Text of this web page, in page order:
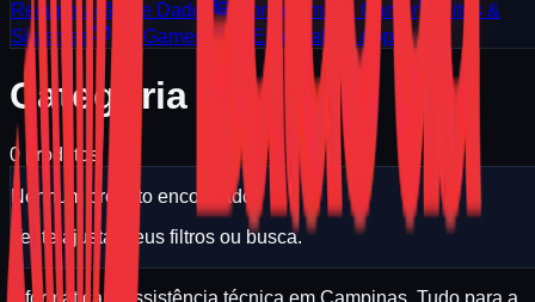
Recuperação de Dados
Montagem PC Gamer
Sites &
Sistemas
PC Gamer 3D Especialista Apple
Categoria
0 produtos
Nenhum produto encontrado.
Tente ajustar seus filtros ou busca.
Informática e assistência técnica em Campinas. Tudo para a